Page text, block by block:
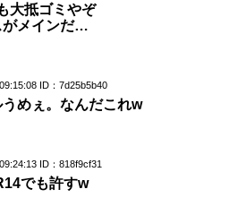
大抵ゴミやぞ
がメインだ…
ID：7d25b5b40
めぇ。なんだこれw
ID：818f9cf31
でも許すw